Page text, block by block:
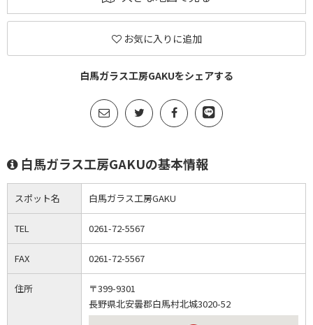
お気に入りに追加
白馬ガラス工房GAKUをシェアする
白馬ガラス工房GAKUの基本情報
スポット名 白馬ガラス工房GAKU
TEL 0261-72-5567
FAX 0261-72-5567
住所
〒399-9301
長野県北安曇郡白馬村北城3020-52